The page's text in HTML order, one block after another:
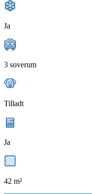
Ja
3 soverum
Tilladt
Ja
42 m²